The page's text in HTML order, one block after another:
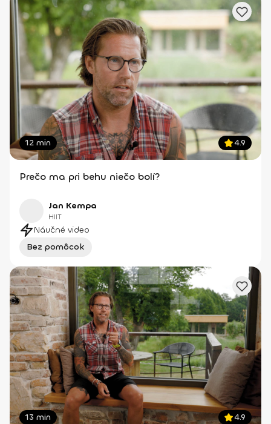
12 min 4.9
Prečo ma pri behu niečo bolí?
Jan Kempa
HIIT
Náučné video
Bez pomôcok
13 min 4.9